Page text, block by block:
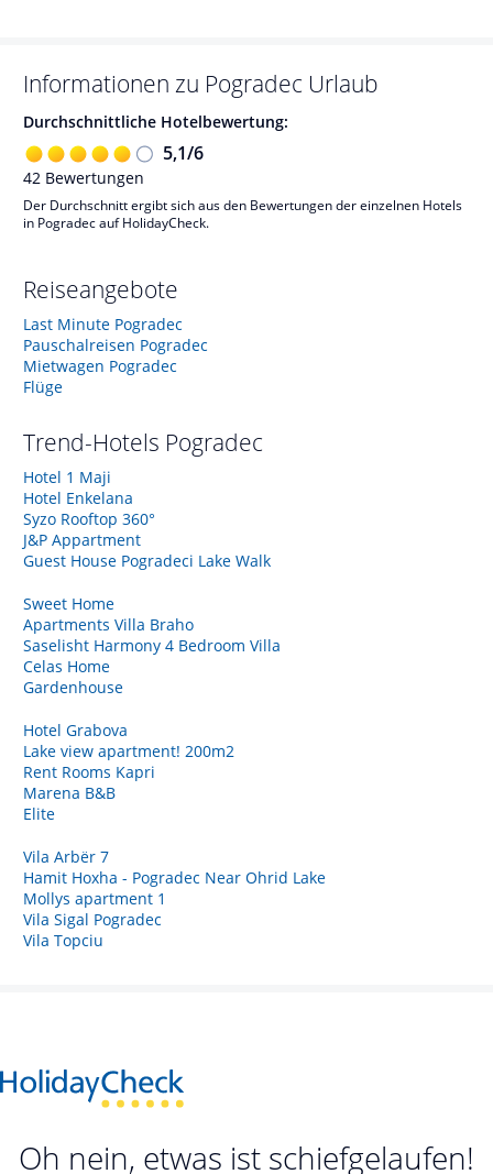
Informationen zu Pogradec Urlaub
Durchschnittliche Hotelbewertung:
5,1/6
42 Bewertungen
Der Durchschnitt ergibt sich aus den Bewertungen der einzelnen Hotels
in Pogradec auf HolidayCheck.
Reiseangebote
Last Minute Pogradec
Pauschalreisen Pogradec
Mietwagen Pogradec
Flüge
Trend-Hotels Pogradec
Hotel 1 Maji
Hotel Enkelana
Syzo Rooftop 360°
J&P Appartment
Guest House Pogradeci Lake Walk
Sweet Home
Apartments Villa Braho
Saselisht Harmony 4 Bedroom Villa
Celas Home
Gardenhouse
Hotel Grabova
Lake view apartment! 200m2
Rent Rooms Kapri
Marena B&B
Elite
Vila Arbër 7
Hamit Hoxha - Pogradec Near Ohrid Lake
Mollys apartment 1
Vila Sigal Pogradec
Vila Topciu
Oh nein, etwas ist schiefgelaufen!